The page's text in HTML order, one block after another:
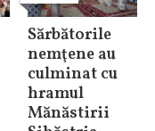
Sărbătorile
nemţene au
culminat cu
hramul
Mănăstirii